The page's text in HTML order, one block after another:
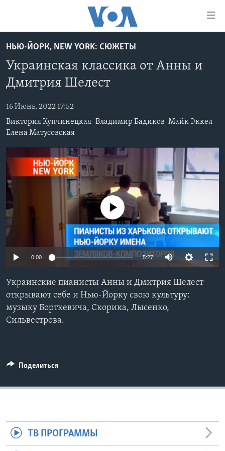
Перейти
на
основной
контент
Перейти
навигации
поиск
ПРОГРАММЫ
АМЕРИКА
НОВОСТИ ЗА МИНУТУ
ИТОГИ
ДИСКУССИЯ VOA
НЬЮ-ЙОРК NEW YORK
АМЕРИКА. БОЛЬШОЕ ПУТЕШЕСТВИЕ
ПРОЕКТЫ
УЧИМ АНГЛИЙСКИЙ
НАША АМЕРИКАНСКАЯ ИСТОРИЯ
АРТЕФАКТЫ
АМЕРИКАНСКИЕ ГОРОДКИ
ЭКСПЕРТИЗА
ИНТЕРВЬЮ
ЗА СВОБОДУ ПРЕССЫ
УЧИМ АНГЛИЙСКИЙ
ПОДПИСКА НА НОВОСТИ
Языки
НЬЮ-ЙОРК, NEW YORK: СЮЖЕТЫ
Украинская классика от Анны и
Дмитрия Шелест
16 Июнь, 2022 17:52
Виктория Купчинецкая Владимир Бадиков Майк Эккел
Елена Матусовская
No media source currently available
0:00 5:27
Украинские пианисты Анны и Дмитрия Шелест
открывают себе и Нью-Йорку свою культуру:
музыку Борткевича, Скорика, Лысенко,
Сильвестрова.
Поделиться
ТВ ПРОГРАММЫ